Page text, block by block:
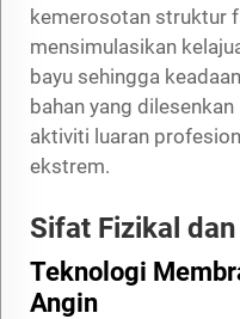
kemerosotan struktur
mensimulasikan
bayu sehingga
bahan yang
aktiviti luaran
ekstrem.
Sifat Fizikal
Teknologi
Angin